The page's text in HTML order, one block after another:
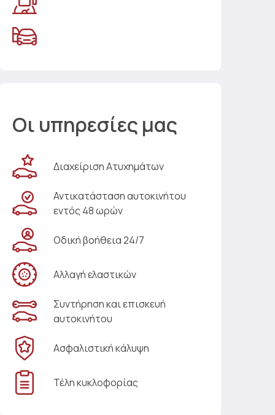
Οι υπηρεσίες μας
Διαχείριση Ατυχημάτων
Αντικατάσταση αυτοκινήτου
εντός 48 ωρών
Οδική βοήθεια 24/7
Αλλαγή ελαστικών
Συντήρηση και επισκευή
αυτοκινήτου
Ασφαλιστική κάλυψη
Τέλη κυκλοφορίας